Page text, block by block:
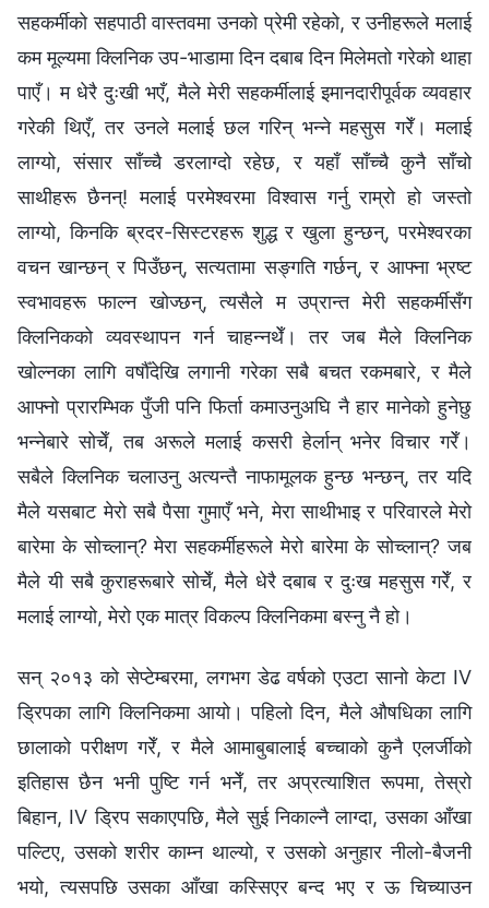
सहकर्मीको सहपाठी वास्तवमा उनको प्रेमी रहेको, र उनीहरूले मलाई
कम मूल्यमा क्लिनिक उप-भाडामा दिन दबाब दिन मिलेमतो गरेको थाहा
पाएँ। म धेरै दुःखी भएँ, मैले मेरी सहकर्मीलाई इमानदारीपूर्वक व्यवहार
गरेकी थिएँ, तर उनले मलाई छल गरिन् भन्ने महसुस गरेँ। मलाई
लाग्यो, संसार साँच्चै डरलाग्दो रहेछ, र यहाँ साँच्चै कुनै साँचो
साथीहरू छैनन्! मलाई परमेश्‍वरमा विश्वास गर्नु राम्रो हो जस्तो
लाग्यो, किनकि ब्रदर-सिस्टरहरू शुद्ध र खुला हुन्छन्, परमेश्‍वरका
वचन खान्छन् र पिउँछन्, सत्यतामा सङ्गति गर्छन्, र आफ्ना भ्रष्ट
स्वभावहरू फाल्न खोज्छन्, त्यसैले म उप्रान्त मेरी सहकर्मीसँग
क्लिनिकको व्यवस्थापन गर्न चाहन्नथेँ। तर जब मैले क्लिनिक
खोल्नका लागि वर्षौँदेखि लगानी गरेका सबै बचत रकमबारे, र मैले
आफ्नो प्रारम्भिक पुँजी पनि फिर्ता कमाउनुअघि नै हार मानेको हुनेछु
भन्नेबारे सोचेँ, तब अरूले मलाई कसरी हेर्लान् भनेर विचार गरेँ।
सबैले क्लिनिक चलाउनु अत्यन्तै नाफामूलक हुन्छ भन्छन्, तर यदि
मैले यसबाट मेरो सबै पैसा गुमाएँ भने, मेरा साथीभाइ र परिवारले मेरो
बारेमा के सोच्लान्? मेरा सहकर्मीहरूले मेरो बारेमा के सोच्लान्? जब
मैले यी सबै कुराहरूबारे सोचेँ, मैले धेरै दबाब र दुःख महसुस गरेँ, र
मलाई लाग्यो, मेरो एक मात्र विकल्प क्लिनिकमा बस्नु नै हो।
सन् २०१३ को सेप्टेम्बरमा, लगभग डेढ वर्षको एउटा सानो केटा IV
ड्रिपका लागि क्लिनिकमा आयो। पहिलो दिन, मैले औषधिका लागि
छालाको परीक्षण गरेँ, र मैले आमाबुबालाई बच्चाको कुनै एलर्जीको
इतिहास छैन भनी पुष्टि गर्न भनेँ, तर अप्रत्याशित रूपमा, तेस्रो
बिहान, IV ड्रिप सकाएपछि, मैले सुई निकाल्नै लाग्दा, उसका आँखा
पल्टिए, उसको शरीर काम्न थाल्यो, र उसको अनुहार नीलो-बैजनी
भयो, त्यसपछि उसका आँखा कस्सिएर बन्द भए र ऊ चिच्याउन